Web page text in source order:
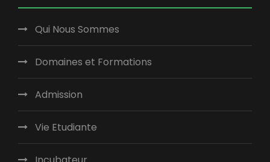
Qui Nous Sommes
Domaines et Formations
Admission
Vie Etudiante